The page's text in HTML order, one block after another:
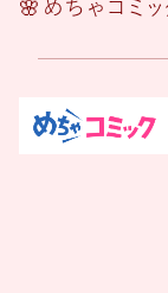
🌸めちゃコミ